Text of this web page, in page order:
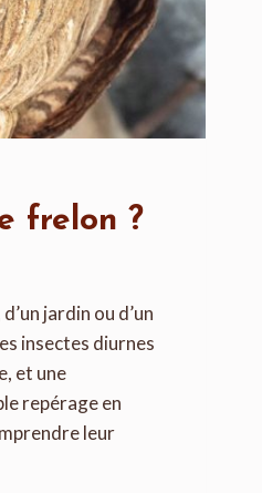
frelon ?
jardin ou d’un
insectes diurnes
et une
repérage en
leur